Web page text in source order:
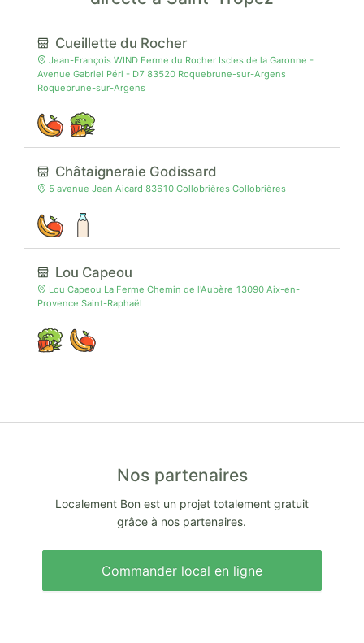
Cueillette du Rocher
Jean-François WIND Ferme du Rocher Iscles de la Garonne -
Avenue Gabriel Péri - D7 83520 Roquebrune-sur-Argens
Roquebrune-sur-Argens
Châtaigneraie Godissard
5 avenue Jean Aicard 83610 Collobrières Collobrières
Lou Capeou
Lou Capeou La Ferme Chemin de l'Aubère 13090 Aix-en-
Provence Saint-Raphaël
Nos partenaires
Localement Bon est un projet totalement gratuit
grâce à nos partenaires.
Commander local en ligne